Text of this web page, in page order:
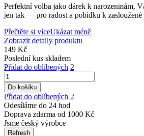
Perfektní volba jako dárek k narozeninám,
jen tak — pro radost a pobídku k
Přečtěte si víceUkázat méně
Zobrazit detaily produktu
149 Kč
Poslední kus skladem
Přidat do oblíbených 2
Do košíku
Přidat do oblíbených 2
Odesíláme do 24 hod
Doprava zdarma od 1000 Kč
Jsme český výrobce